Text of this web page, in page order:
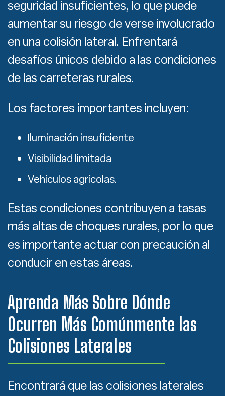
seguridad insuficientes, lo que puede
aumentar su riesgo de verse involucrado
en una colisión lateral. Enfrentará
desafíos únicos debido a las condiciones
de las carreteras rurales.
Los factores importantes incluyen:
Iluminación insuficiente
Visibilidad limitada
Vehículos agrícolas.
Estas condiciones contribuyen a tasas
más altas de choques rurales, por lo que
es importante actuar con precaución al
conducir en estas áreas.
Aprenda Más Sobre Dónde
Ocurren Más Comúnmente las
Colisiones Laterales
Encontrará que las colisiones laterales